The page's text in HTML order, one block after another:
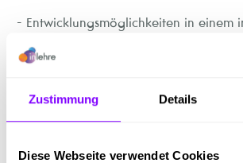
Zustimmung Details
Diese Webseite verwendet Cookies
- Entwicklungsmöglichkeiten in einem
Berufsschule
- Werksübergreifender